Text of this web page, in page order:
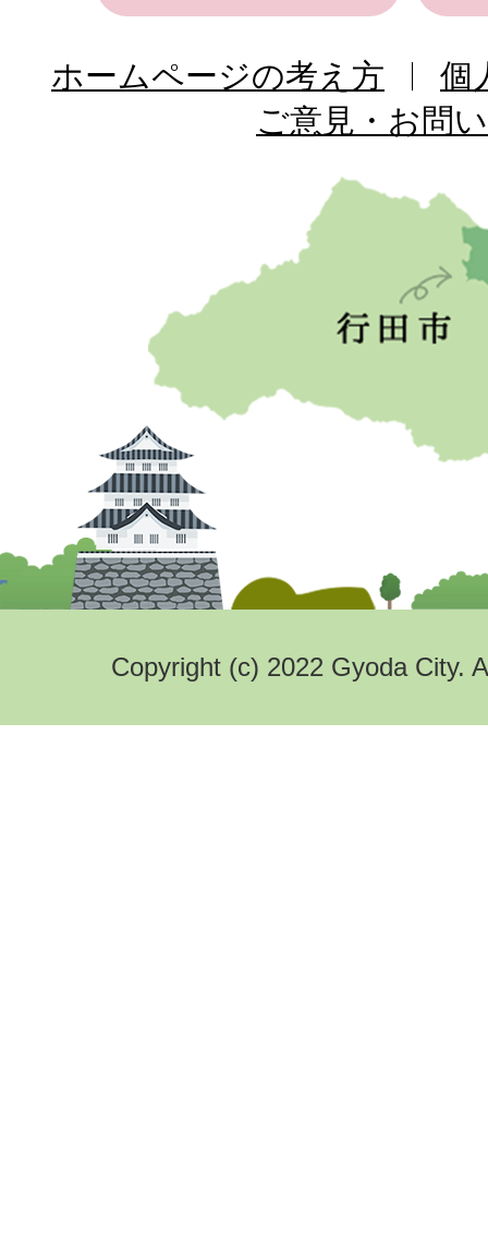
ホームページの考え方
個
ご意見・お問
Copyright (c) 2022 Gyoda City.